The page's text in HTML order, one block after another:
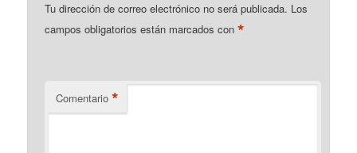
Tu dirección de correo electrónico no será publicada. Los
campos obligatorios están marcados con*
Comentario *